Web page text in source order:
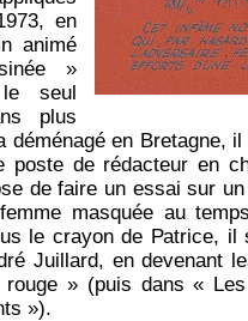
en
animé
»
seul
plus
déménagé en Bretagne,
poste de rédacteur en
de faire un essai sur
femme masquée au
le crayon de Patrice, il
Juillard, en devenant
rouge » (puis dans «
»).